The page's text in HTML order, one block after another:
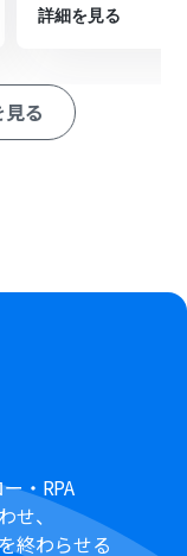
動する日付や曜
スタマイズできま
知先のスペースを
Notionから取得し
を連携してく
の場合のみ
詳細を見る
る
・RPA
せ、
終わらせる